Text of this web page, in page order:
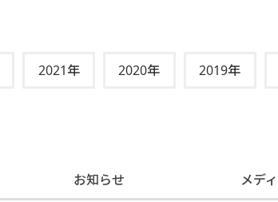
2021年 2020年 2019年
お知らせ メデ